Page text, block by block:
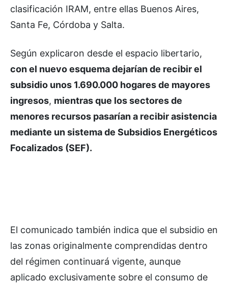
clasificación IRAM, entre ellas Buenos Aires,
Santa Fe, Córdoba y Salta.
Según explicaron desde el espacio libertario,
con el nuevo esquema dejarían de recibir el
subsidio unos 1.690.000 hogares de mayores
ingresos, mientras que los sectores de
menores recursos pasarían a recibir asistencia
mediante un sistema de Subsidios Energéticos
Focalizados (SEF).
El comunicado también indica que el subsidio en
las zonas originalmente comprendidas dentro
del régimen continuará vigente, aunque
aplicado exclusivamente sobre el consumo de